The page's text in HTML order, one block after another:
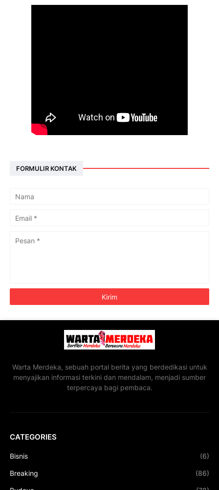
FORMULIR KONTAK
Warta Merdeka, sebuah portal berita yang berdedikasi untuk
menyajikan informasi terkini dan mendalam, menjadi sumber
terpercaya bagi pembaca.
CATEGORIES
Bisnis (6)
Breaking (86)